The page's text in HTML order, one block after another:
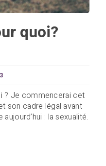
quoi?
? Je commencerai cet
son cadre légal avant
: la sexualité.